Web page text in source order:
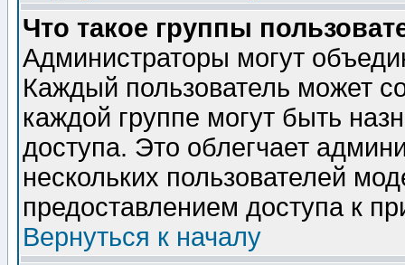
Что такое группы
Администраторы могут
Каждый пользователь может
каждой группе могут быть
доступа. Это облегчает
нескольких пользователей
предоставлением доступа к
Вернуться к началу